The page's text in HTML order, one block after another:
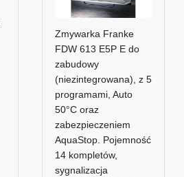
Zmywarka Franke
FDW 613 E5P E do
zabudowy
(niezintegrowana), z 5
programami, Auto
50°C oraz
zabezpieczeniem
AquaStop. Pojemność
14 kompletów,
sygnalizacja